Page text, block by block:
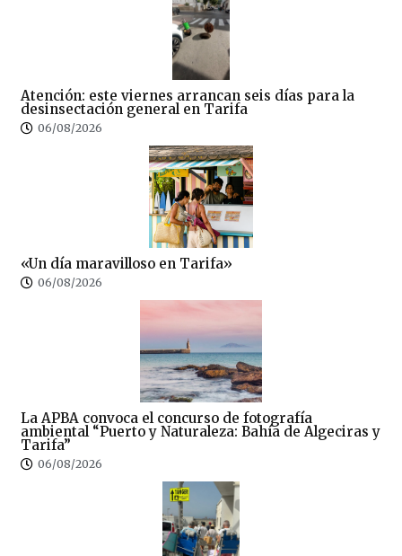
Atención: este viernes arrancan seis días para la
desinsectación general en Tarifa
06/08/2026
«Un día maravilloso en Tarifa»
06/08/2026
La APBA convoca el concurso de fotografía
ambiental “Puerto y Naturaleza: Bahía de Algeciras y
Tarifa”
06/08/2026